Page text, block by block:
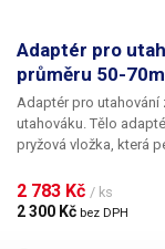
Adaptér pro
průměru 50-
Adaptér pro
utahováku. Tělo
pryžová vložka, která
Model s otvorem
ruční utahováky ale
2 783 Kč / ks
2 300 Kč bez DPH